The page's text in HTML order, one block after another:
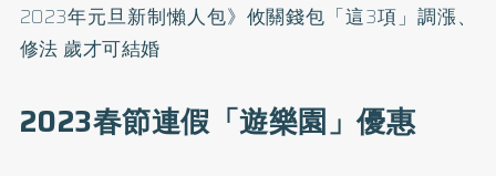
2023年元旦新制懶人包》攸關錢包「這3項」調漲、
修法 歲才可結婚
2023春節連假「遊樂園」優惠